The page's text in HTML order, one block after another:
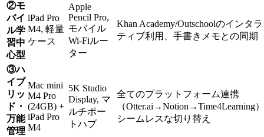
②モ
バイ
ル学
習中
心型
iPad Pro
M4, 軽量
ケース
Apple
Pencil Pro,
モバイル
Wi-Fiルー
ター
Khan Academy/Outschoolのインタ
ティブ利用、手書きメモとの同期
③ハ
イブ
リッ
ド・
万能
管理
Mac mini
M4 Pro
(24GB) +
iPad Pro
M4
5K Studio
Display, マ
ルチポー
トハブ
全てのプラットフォーム連携
（Otter.ai→Notion→Time4Learning
シームレスな切り替え